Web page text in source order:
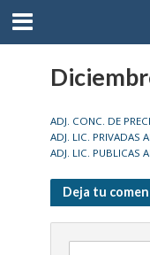
ADJ. CONC. DE
ADJ. LIC. PRIVADAS
ADJ. LIC. PUBLICAS
Deja tu